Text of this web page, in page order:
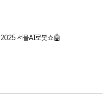
서울AI로봇쇼🤖